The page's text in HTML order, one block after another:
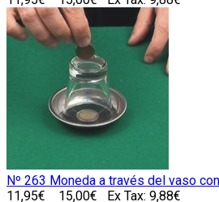
Nº 263 Moneda a través del vaso
11,95€
15,00€ Ex Tax: 9,88€